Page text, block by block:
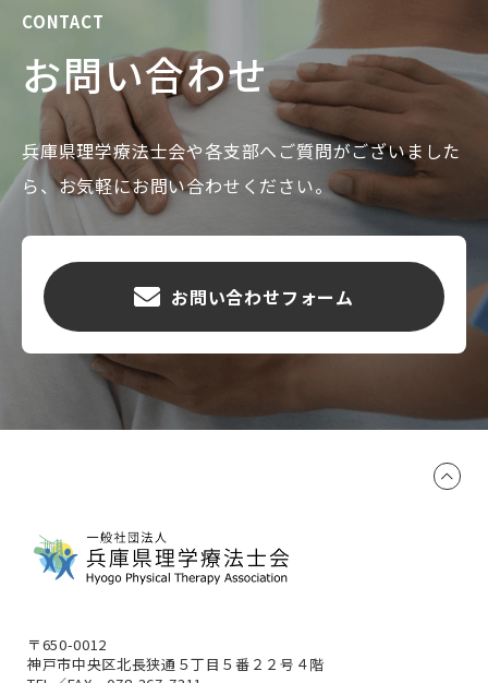
CONTACT
お問い合わせ
兵庫県理学療法士会や各支部へご質問がございました
ら、お気軽にお問い合わせください。
お問い合わせフォーム
〒650-0012
神戸市中央区北長狭通５丁目５番２２号４階